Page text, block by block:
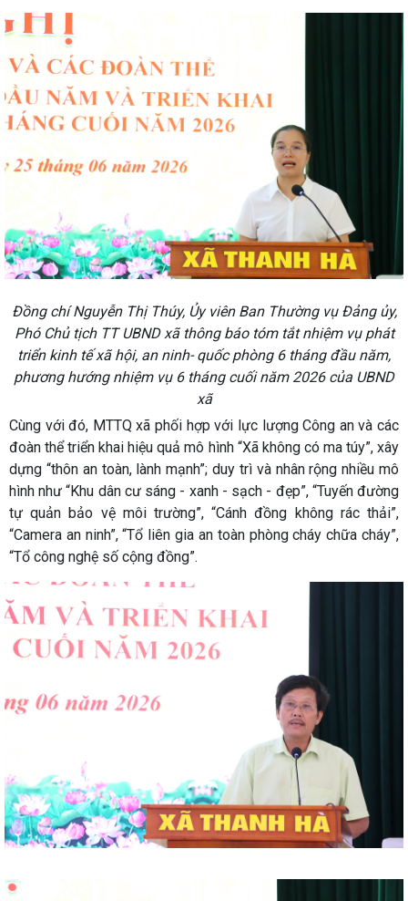
Đồng chí Nguyễn Thị Thúy, Ủy viên Ban Thường vụ Đảng ủy,
Phó Chủ tịch TT UBND xã thông báo tóm tắt nhiệm vụ phát
triển kinh tế xã hội, an ninh- quốc phòng 6 tháng đầu năm,
phương hướng nhiệm vụ 6 tháng cuối năm 2026 của UBND
xã
Cùng với đó, MTTQ xã phối hợp với lực lượng Công an và các
đoàn thể triển khai hiệu quả mô hình “Xã không có ma túy”, xây
dựng “thôn an toàn, lành mạnh”; duy trì và nhân rộng nhiều mô
hình như “Khu dân cư sáng - xanh - sạch - đẹp”, “Tuyến đường
tự quản bảo vệ môi trường”, “Cánh đồng không rác thải”,
“Camera an ninh”, “Tổ liên gia an toàn phòng cháy chữa cháy”,
“Tổ công nghệ số cộng đồng”.